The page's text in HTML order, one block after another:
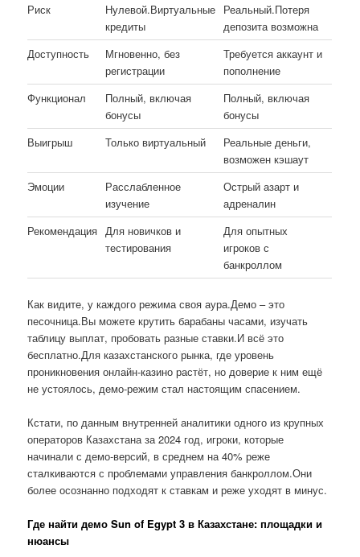
Риск
Нулевой.Виртуальные
кредиты
Реальный.Потеря
депозита возможна
Доступность
Мгновенно, без
регистрации
Требуется аккаунт и
пополнение
Функционал
Полный, включая
бонусы
Полный, включая
бонусы
Выигрыш
Только виртуальный
Реальные деньги,
возможен кэшаут
Эмоции
Расслабленное
изучение
Острый азарт и
адреналин
Рекомендация Для новичков и
тестирования
Для опытных
игроков с
банкроллом
Как видите, у каждого режима своя аура.Демо – это
песочница.Вы можете крутить барабаны часами, изучать
таблицу выплат, пробовать разные ставки.И всё это
бесплатно.Для казахстанского рынка, где уровень
проникновения онлайн-казино растёт, но доверие к ним ещё
не устоялось, демо-режим стал настоящим спасением.
Кстати, по данным внутренней аналитики одного из крупных
операторов Казахстана за 2024 год, игроки, которые
начинали с демо-версий, в среднем на 40% реже
сталкиваются с проблемами управления банкроллом.Они
более осознанно подходят к ставкам и реже уходят в минус.
Где найти демо Sun of Egypt 3 в Казахстане: площадки и
нюансы